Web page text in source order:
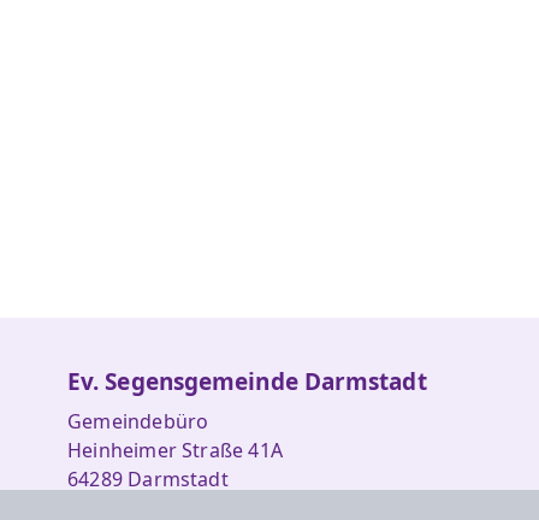
Ev. Segensgemeinde Darmstadt
Gemeindebüro
Heinheimer Straße 41A
64289 Darmstadt